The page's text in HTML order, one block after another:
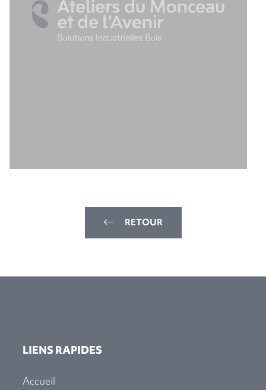
RETOUR
LIENS RAPIDES
Accueil